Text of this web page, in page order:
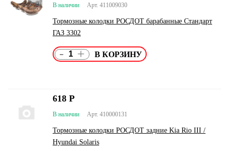
Арт. 411009030
В наличии
Тормозные колодки РОСДОТ барабанные Стандарт
ГАЗ 3302
- +
Арт. 410000131
В наличии
Тормозные колодки РОСДОТ задние Kia Rio III /
Hyundai Solaris
618 Р